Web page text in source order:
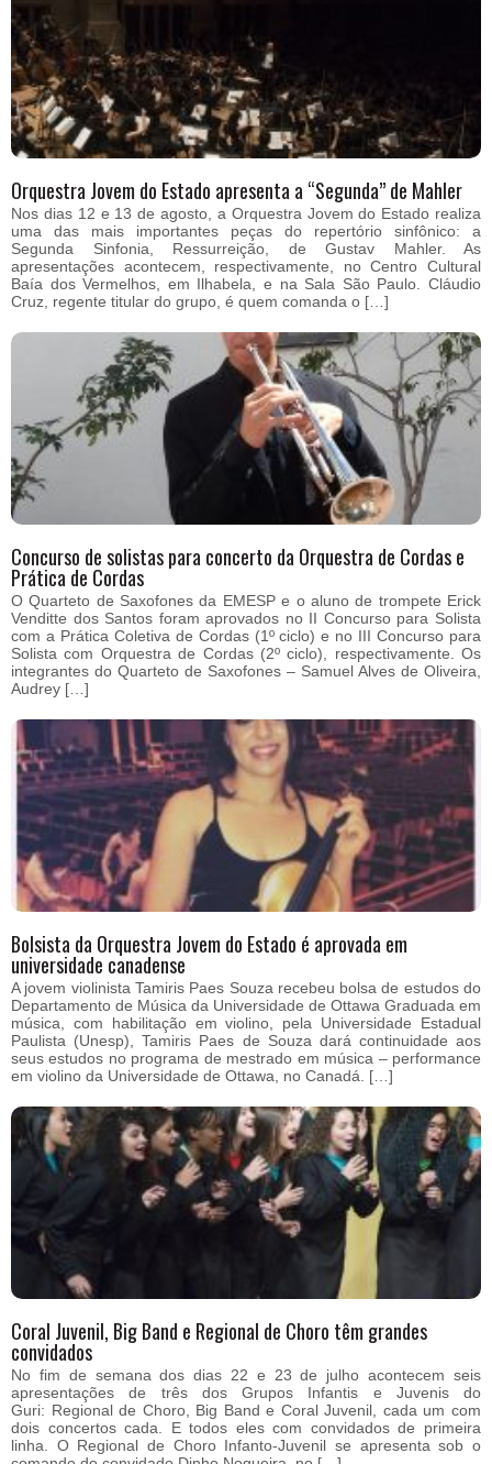
Orquestra Jovem do Estado apresenta a “Segunda” de Mahler
Nos dias 12 e 13 de agosto, a Orquestra Jovem do Estado realiza
uma das mais importantes peças do repertório sinfônico: a
Segunda Sinfonia, Ressurreição, de Gustav Mahler. As
apresentações acontecem, respectivamente, no Centro Cultural
Baía dos Vermelhos, em Ilhabela, e na Sala São Paulo. Cláudio
Cruz, regente titular do grupo, é quem comanda o […]
Concurso de solistas para concerto da Orquestra de Cordas e
Prática de Cordas
O Quarteto de Saxofones da EMESP e o aluno de trompete Erick
Venditte dos Santos foram aprovados no II Concurso para Solista
com a Prática Coletiva de Cordas (1º ciclo) e no III Concurso para
Solista com Orquestra de Cordas (2º ciclo), respectivamente. Os
integrantes do Quarteto de Saxofones – Samuel Alves de Oliveira,
Audrey […]
Bolsista da Orquestra Jovem do Estado é aprovada em
universidade canadense
A jovem violinista Tamiris Paes Souza recebeu bolsa de estudos do
Departamento de Música da Universidade de Ottawa Graduada em
música, com habilitação em violino, pela Universidade Estadual
Paulista (Unesp), Tamiris Paes de Souza dará continuidade aos
seus estudos no programa de mestrado em música – performance
em violino da Universidade de Ottawa, no Canadá. […]
Coral Juvenil, Big Band e Regional de Choro têm grandes
convidados
No fim de semana dos dias 22 e 23 de julho acontecem seis
apresentações de três dos Grupos Infantis e Juvenis do
Guri: Regional de Choro, Big Band e Coral Juvenil, cada um com
dois concertos cada. E todos eles com convidados de primeira
linha. O Regional de Choro Infanto-Juvenil se apresenta sob o